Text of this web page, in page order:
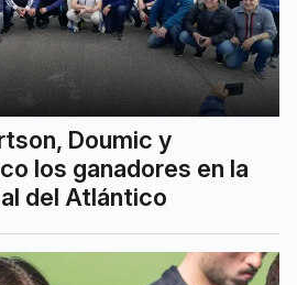
Doumic y
los ganadores en la
del Atlántico